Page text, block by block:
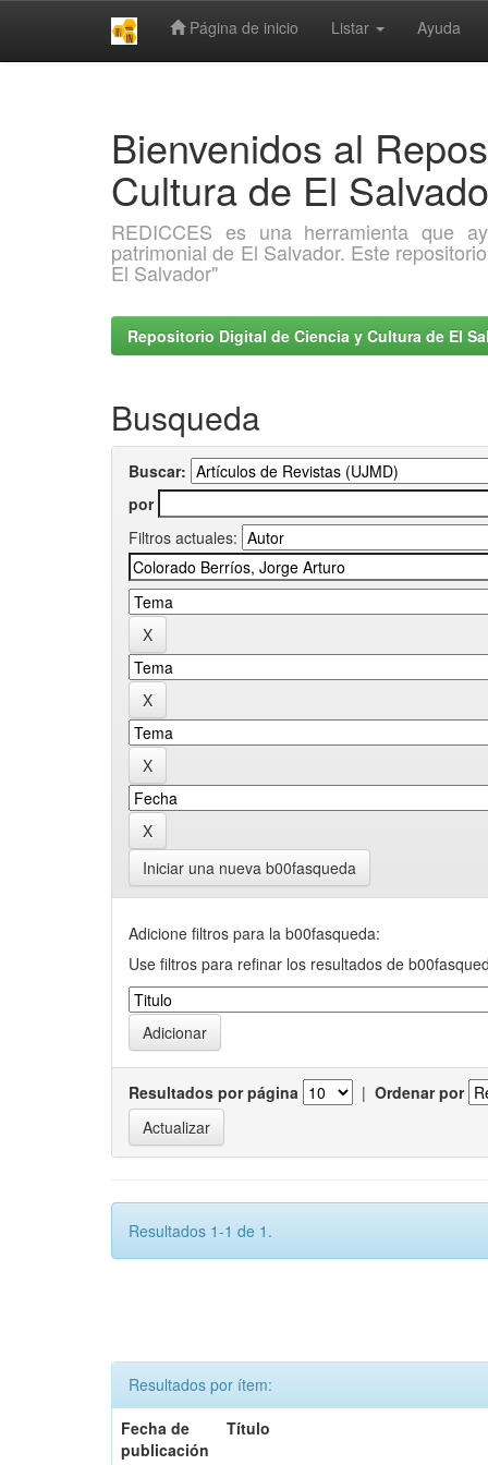
Página de inicio Listar Ayuda
Bienvenidos al
Cultura de El
REDICCES es una herramienta que
patrimonial de El Salvador. Este
El Salvador"
Repositorio Digital de Ciencia y Cultura de El
Busqueda
Buscar:
por
Filtros actuales:
Iniciar una nueva b00fasqueda
Adicione filtros para la b00fasqueda:
Use filtros para refinar los resultados de
Resultados por página | Ordenar por
Resultados 1-1 de 1.
Resultados por ítem:
Fecha de
publicación
Título